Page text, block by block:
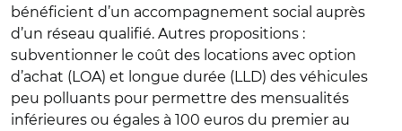
bénéficient d’un accompagnement social auprès
d’un réseau qualifié. Autres propositions :
subventionner le coût des locations avec option
d’achat (LOA) et longue durée (LLD) des véhicules
peu polluants pour permettre des mensualités
inférieures ou égales à 100 euros du premier au